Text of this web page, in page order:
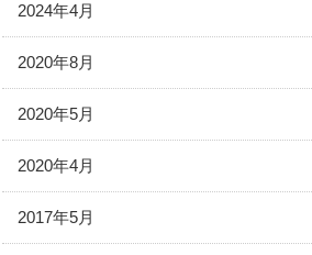
2024年4月
2020年8月
2020年5月
2020年4月
2017年5月